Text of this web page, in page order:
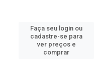
Faça seu login ou
cadastre-se para
ver preços e
comprar